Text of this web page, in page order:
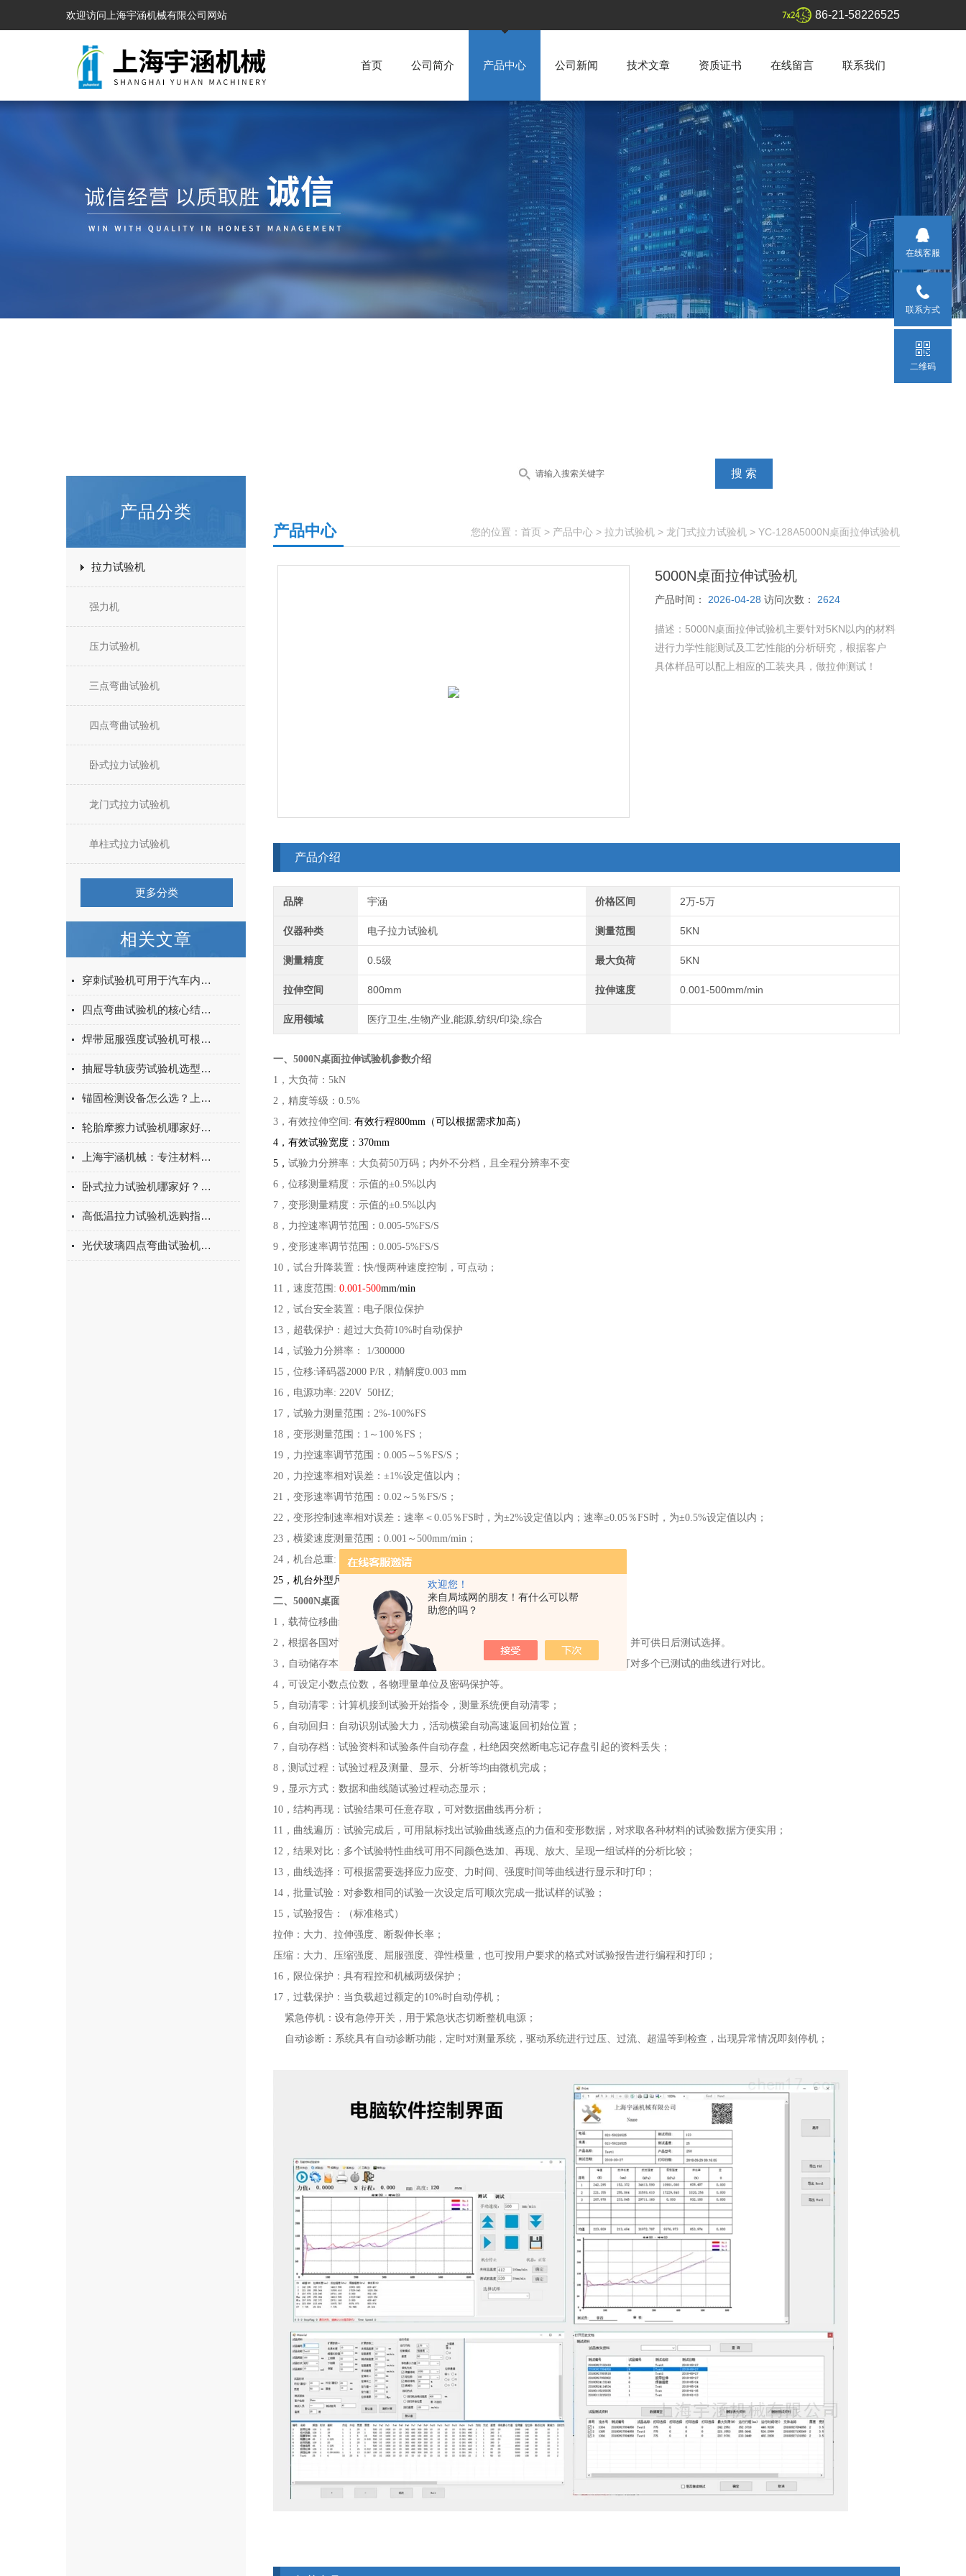
欢迎您！
来自局域网的朋友！有什么可以帮
助您的吗？
欢迎访问上海宇涵机械有限公司网站 86-21-58226525
首页 公司简介 产品中心 公司新闻 技术文章 资质证书 在线留言 联系我们
产品分类
拉力试验机
强力机
压力试验机
三点弯曲试验机
四点弯曲试验机
卧式拉力试验机
龙门式拉力试验机
单柱式拉力试验机
更多分类
相关文章
穿刺试验机可用于汽车内饰表皮、防撞缓冲材料得性能测试
四点弯曲试验机的核心结构与工作原理特点
焊带屈服强度试验机可根据不同标准和试验需求调整试验条件
抽屉导轨疲劳试验机选型指南：如何量化评估家具五金的耐用性
锚固检测设备怎么选？上海宇涵膨胀螺丝拉拔试验机品牌评测
轮胎摩擦力试验机哪家好？上海宇涵试验机综合评测
上海宇涵机械：专注材料力学检测，电池片拉力试验机助力光伏品质管控
卧式拉力试验机哪家好？2026年国产实力厂家实测推荐
高低温拉力试验机选购指南：聚焦上海宇涵的技术实力与可靠方案
光伏玻璃四点弯曲试验机的重要性
您的位置： 首页 > 产品中心 > 拉力试验机 > 龙门式拉力试验机 > YC-128A5000N桌面拉伸试验机
产品中心
5000N桌面拉伸试验机
产品时间： 2026-04-28 访问次数： 2624
描述： 5000N桌面拉伸试验机主要针对5KN以内的材料
进行力学性能测试及工艺性能的分析研究，根据客户
具体样品可以配上相应的工装夹具，做拉伸测试！
产品介绍
品牌 宇涵 价格区间 2万-5万
仪器种类 电子拉力试验机 测量范围 5KN
测量精度 0.5级 最大负荷 5KN
拉伸空间 800mm 拉伸速度 0.001-500mm/min
应用领域 医疗卫生,生物产业,能源,纺织/印染,综合
一、 5000N桌面拉伸试验机参数介绍
1，大负荷：5kN
2，精度等级：0.5%
3，有效拉伸空间: 有效行程800mm（可以根据需求加高）
4 ，有效试验宽度：370mm
5 ， 试验力分辨率：大负荷50万码；内外不分档，且全程分辨率不变
6，位移测量精度：示值的±0.5%以内
7，变形测量精度：示值的±0.5%以内
8，力控速率调节范围：0.005-5%FS/S
9，变形速率调节范围：0.005-5%FS/S
10，试台升降装置：快/慢两种速度控制，可点动；
11，速度范围: 0.001-500mm/min
12，试台安全装置：电子限位保护
13，超载保护：超过大负荷10%时自动保护
14，试验力分辨率： 1/300000
15，位移:译码器2000 P/R，精解度0.003 mm
16，电源功率: 220V 50HZ;
17，试验力测量范围：2%-100%FS
18，变形测量范围：1～100％FS；
19，力控速率调节范围：0.005～5％FS/S；
20，力控速率相对误差：±1%设定值以内；
21，变形速率调节范围：0.02～5％FS/S；
22，变形控制速率相对误差：速率＜0.05％FS时，为±2%设定值以内；速率≥0.05％FS时，为±0.5%设定值以内；
23，横梁速度测量范围：0.001～500mm/min；
24，机台总重: 约320kg
25 ，机台外型尺寸（长*宽*高）：约805*400*1850mm
二、5000N桌面拉伸试验机基本功能介绍
1，载荷位移曲线；载荷、时间曲线；位移、时间曲线；应力、应变曲线。
2，根据各国对试片的要求编辑相应的测试标准，填写试品资料，编辑测试方法，并可供日后测试选择。
3，自动储存本次试验结果，并可将其编辑为报表打印输出。有公式编辑功能，可对多个已测试的曲线进行对比。
4，可设定小数点位数，各物理量单位及密码保护等。
5，自动清零：计算机接到试验开始指令，测量系统便自动清零；
6，自动回归：自动识别试验大力，活动横梁自动高速返回初始位置；
7，自动存档：试验资料和试验条件自动存盘，杜绝因突然断电忘记存盘引起的资料丢失；
8，测试过程：试验过程及测量、显示、分析等均由微机完成；
9，显示方式：数据和曲线随试验过程动态显示；
10，结构再现：试验结果可任意存取，可对数据曲线再分析；
11，曲线遍历：试验完成后，可用鼠标找出试验曲线逐点的力值和变形数据，对求取各种材料的试验数据方便实用；
12，结果对比：多个试验特性曲线可用不同颜色迭加、再现、放大、呈现一组试样的分析比较；
13，曲线选择：可根据需要选择应力应变、力时间、强度时间等曲线进行显示和打印；
14，批量试验：对参数相同的试验一次设定后可顺次完成一批试样的试验；
15，试验报告：（标准格式）
拉伸：大力、拉伸强度、断裂伸长率；
压缩：大力、压缩强度、屈服强度、弹性模量，也可按用户要求的格式对试验报告进行编程和打印；
16，限位保护：具有程控和机械两级保护；
17，过载保护：当负载超过额定的10%时自动停机；
紧急停机：设有急停开关，用于紧急状态切断整机电源；
自动诊断：系统具有自动诊断功能，定时对测量系统，驱动系统进行过压、过流、超温等到检查，出现异常情况即刻停机；
在线客服
联系方式
二维码